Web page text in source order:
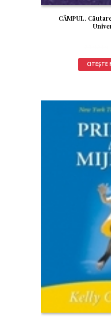
CÂMPUL.
CITEȘTE